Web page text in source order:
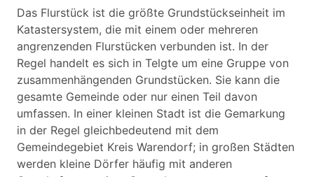
Das Flurstück ist die größte Grundstückseinheit im
Katastersystem, die mit einem oder mehreren
angrenzenden Flurstücken verbunden ist. In der
Regel handelt es sich in Telgte um eine Gruppe von
zusammenhängenden Grundstücken. Sie kann die
gesamte Gemeinde oder nur einen Teil davon
umfassen. In einer kleinen Stadt ist die Gemarkung
in der Regel gleichbedeutend mit dem
Gemeindegebiet Kreis Warendorf; in großen Städten
werden kleine Dörfer häufig mit anderen